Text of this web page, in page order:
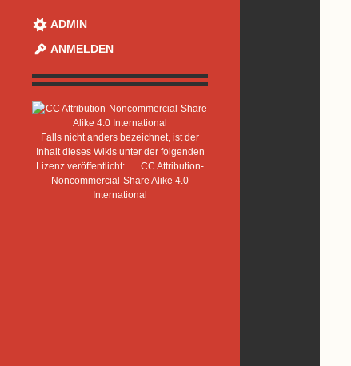
ADMIN
ANMELDEN
Falls nicht anders bezeichnet, ist der
Inhalt dieses Wikis unter der folgenden
Lizenz veröffentlicht:
CC Attribution-
Noncommercial-Share Alike 4.0
International